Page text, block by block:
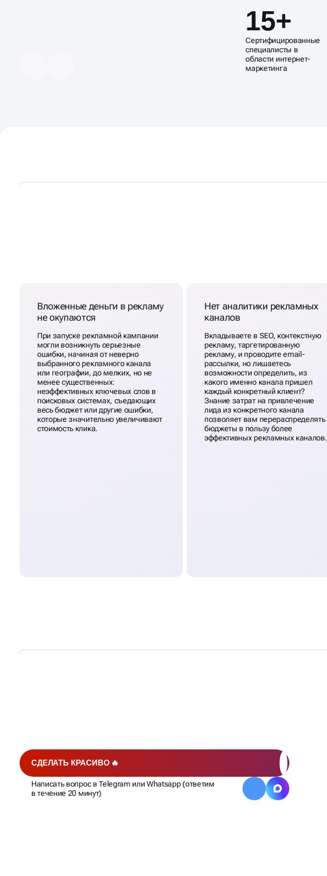
15+
Сертифицированные
специалисты в
области интернет-
маркетинга
Вложенные деньги в рекламу
не окупаются
При запуске рекламной кампании
могли возникнуть серьезные
ошибки, начиная от неверно
выбранного рекламного канала
или географии, до мелких, но не
менее существенных:
неэффективных ключевых слов в
поисковых системах, съедающих
весь бюджет или другие ошибки,
которые значительно увеличивают
стоимость клика.
Нет аналитики рекламных
каналов
Вкладываете в SEO, контекстную
рекламу, таргетированную
рекламу, и проводите email-
рассылки, но лишаетесь
возможности определить, из
какого именно канала пришел
каждый конкретный клиент?
Знание затрат на привлечение
лида из конкретного канала
позволяет вам перераспределять
бюджеты в пользу более
эффективных рекламных каналов.
БИЗНЕСУ
СДЕЛАТЬ КРАСИВО 🔥
Написать вопрос в Telegram или Whatsapp (ответим
в течение 20 минут)